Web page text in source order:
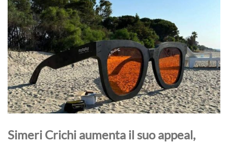
Simeri Crichi aumenta il suo appeal,